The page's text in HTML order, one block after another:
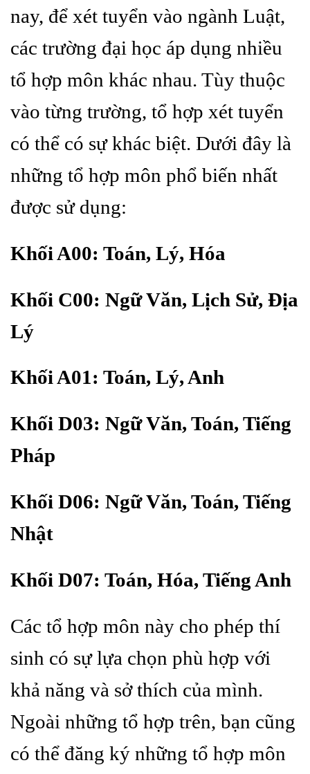
nay, để xét tuyển vào ngành Luật,
các trường đại học áp dụng nhiều
tổ hợp môn khác nhau. Tùy thuộc
vào từng trường, tổ hợp xét tuyển
có thể có sự khác biệt. Dưới đây là
những tổ hợp môn phổ biến nhất
được sử dụng:
Khối A00: Toán, Lý, Hóa
Khối C00: Ngữ Văn, Lịch Sử, Địa
Lý
Khối A01: Toán, Lý, Anh
Khối D03: Ngữ Văn, Toán, Tiếng
Pháp
Khối D06: Ngữ Văn, Toán, Tiếng
Nhật
Khối D07: Toán, Hóa, Tiếng Anh
Các tổ hợp môn này cho phép thí
sinh có sự lựa chọn phù hợp với
khả năng và sở thích của mình.
Ngoài những tổ hợp trên, bạn cũng
có thể đăng ký những tổ hợp môn